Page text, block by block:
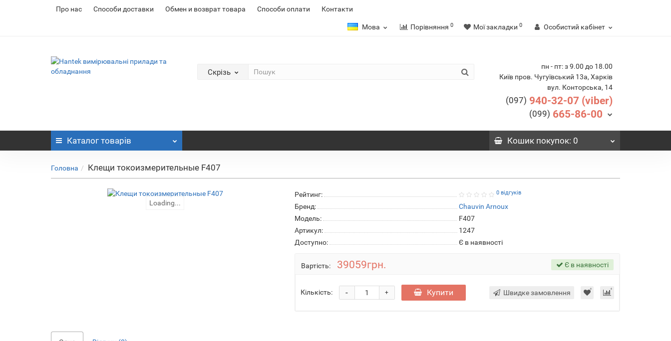
Про нас Cпособи доставки Обмен и возврат товара Способи оплати Контакти
Мова Порівняння 0 Мої закладки 0 Особистий кабінет
Скрізь
пн - пт: з 9.00 до 18.00
Київ пров. Чугуївський 13а, Харків
вул. Конторська, 14
(097) 940-32-07 (viber)
(099) 665-86-00
Каталог товарів Кошикпокупок: 0
Головна Клещи токоизмерительные F407
Loading...
Loading...
Рейтинг: 0 відгуків
Бренд:
Chauvin Arnoux
Модель:
F407
Артикул:
1247
Доступно:
Є в наявності
Вартість: 39059грн. Є в наявності
Кількість: +
- Купити Швидке замовлення